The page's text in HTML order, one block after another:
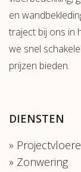
en
traject bij ons in
we snel
prijzen bieden.
DIENSTEN
Zonwering